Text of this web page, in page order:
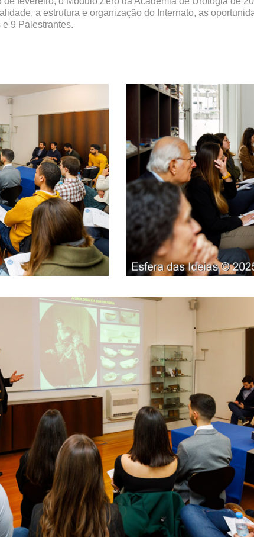
a estrutura e organização do Internato, as
9 Palestrantes.